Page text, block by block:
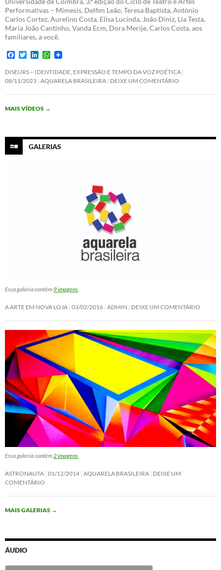
Performativas – Mimesis, Delfim Leão, Teresa Baptista, António
Carlos Cortez, Aurelino Costa, Elisa Lucinda, João Diniz, Lia Testa,
Maria João Cantinho, Vanda Ecm, Dora Merije, Carlos Costa, aos
familiares, a você.
F
c
e
b
o
k
T
i
t
t
e
n
k
e
d
n
W
a
t
s
A
DISEURS – IDENTIDADE, EXPRESSÃO E TEMPO DA VOZ POÉTICA
08/11/2023 AQUARELA BRASILEIRA DEIXE UM COMENTÁRIO
MAIS VÍDEOS →
GALERIAS
Essa galeria contém 9 imagens.
A ARTE EM NOVA LOJA 03/02/2016 ADMIN DEIXE UM COMENTÁRIO
Essa galeria contém 2 imagens
ASTRONAUTA 01/12/2014 AQUARELA BRASILEIRA DEIXE UM
COMENTÁRIO
MAIS GALERIAS →
ÁUDIO